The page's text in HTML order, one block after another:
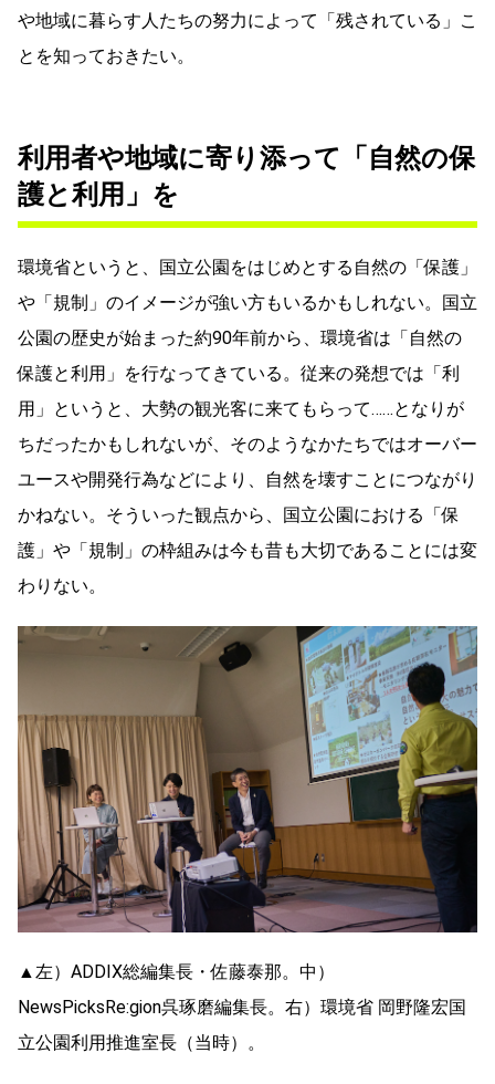
や地域に暮らす人たちの努力によって「残されている」こ
とを知っておきたい。
利用者や地域に寄り添って「自然の保
護と利用」を
環境省というと、国立公園をはじめとする自然の「保護」
や「規制」のイメージが強い方もいるかもしれない。国立
公園の歴史が始まった約90年前から、環境省は「自然の
保護と利用」を行なってきている。従来の発想では「利
用」というと、大勢の観光客に来てもらって……となりが
ちだったかもしれないが、そのようなかたちではオーバー
ユースや開発行為などにより、自然を壊すことにつながり
かねない。そういった観点から、国立公園における「保
護」や「規制」の枠組みは今も昔も大切であることには変
わりない。
▲左）ADDIX総編集長・佐藤泰那。中）
NewsPicksRe:gion呉琢磨編集長。右）環境省 岡野隆宏国
立公園利用推進室長（当時）。